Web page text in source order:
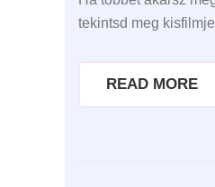
tekintsd meg
READ MORE